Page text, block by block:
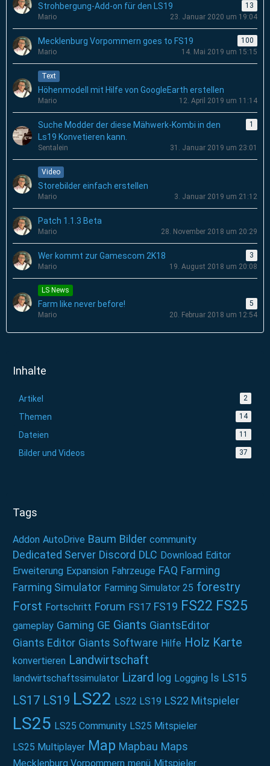
Strohbergung-Add-on für den LS19
13
Mario
23. Januar 2020 um 19:04
Mecklenburg Vorpommern goes to FS19
100
Mario
14. Mai 2019 um 15:15
Text
Höhenmodell mit Hilfe von GoogleEarth erstellen
Mario 12. April 2019 um 11:14
Suche Modder der diese Mähwerk-Kombi in den
Ls19 Konvetieren kann.
1
Sentalein 31. Januar 2019 um 23:01
Video
Storebilder einfach erstellen
Mario 3. Januar 2019 um 21:12
Patch 1.1.3 Beta
Mario 28. November 2018 um 20:29
Wer kommt zur Gamescom 2K18
3
Mario
19. August 2018 um 20:08
LS News
Farm like never before!
5
Mario
20. Februar 2018 um 12:54
Inhalte
Artikel 2
Themen 14
Dateien 11
Bilder und Videos 37
Tags
Addon AutoDrive Baum Bilder community
Dedicated Server Discord DLC Download Editor
Erweiterung Expansion Fahrzeuge FAQ Farming
Farming Simulator Farming Simulator 25 forestry
Forst Fortschritt Forum FS17 FS19 FS22 FS25
gameplay Gaming GE Giants GiantsEditor
Giants Editor Giants Software Hilfe Holz Karte
konvertieren Landwirtschaft
landwirtschaftssimulator Lizard log Logging ls LS15
LS17 LS19 LS22 LS22 LS19 LS22 Mitspieler
LS25 LS25 Community LS25 Mitspieler
LS25 Multiplayer Map Mapbau Maps
Mecklenburg Vorpommern menü Mitspieler